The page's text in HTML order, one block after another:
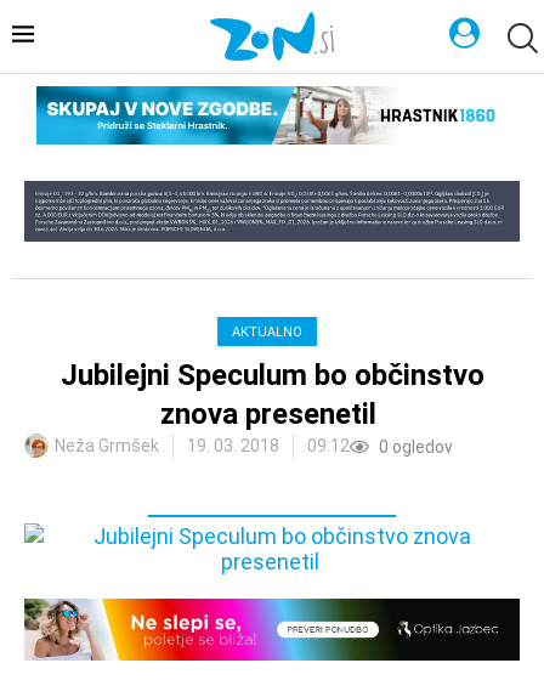
AKTUALNO
Jubilejni Speculum bo občinstvo
znova presenetil
Neža Grmšek 19. 03. 2018 09:12 0 ogledov